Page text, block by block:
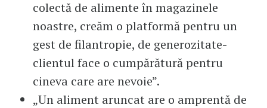
colectă de alimente în magazinele
noastre, creăm o platformă pentru un
gest de filantropie, de generozitate-
clientul face o cumpărătură pentru
cineva care are nevoie”.
„Un aliment aruncat are o amprentă de